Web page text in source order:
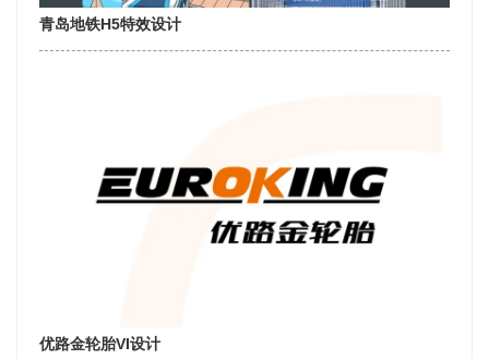
青岛地铁H5特效设计
优路金轮胎VI设计